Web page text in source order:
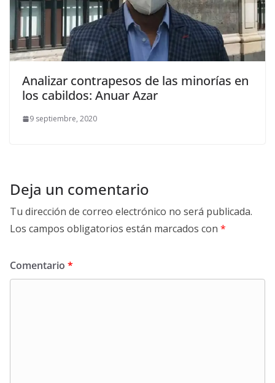
Analizar contrapesos de las minorías en
los cabildos: Anuar Azar
9 septiembre, 2020
Deja un comentario
Tu dirección de correo electrónico no será publicada.
Los campos obligatorios están marcados con *
Comentario *